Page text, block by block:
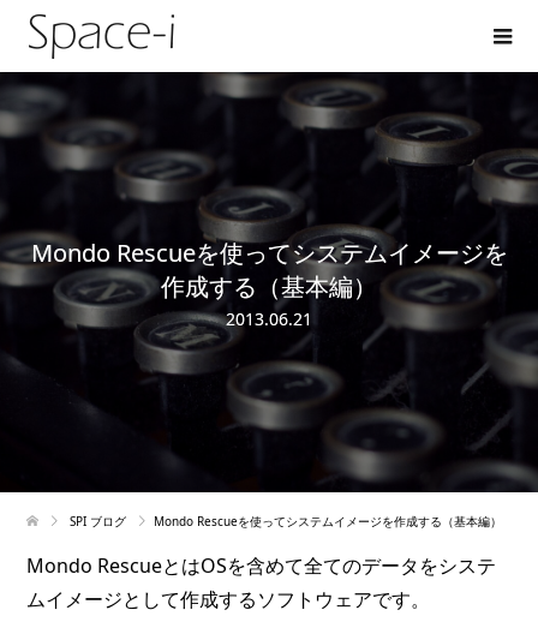
Mondo Rescueを使ってシステムイメージを
作成する（基本編）
2013.06.21
SPI ブログ Mondo Rescueを使ってシステムイメージを作成する（基本編）
Mondo RescueとはOSを含めて全てのデータをシステ
ムイメージとして作成するソフトウェアです。